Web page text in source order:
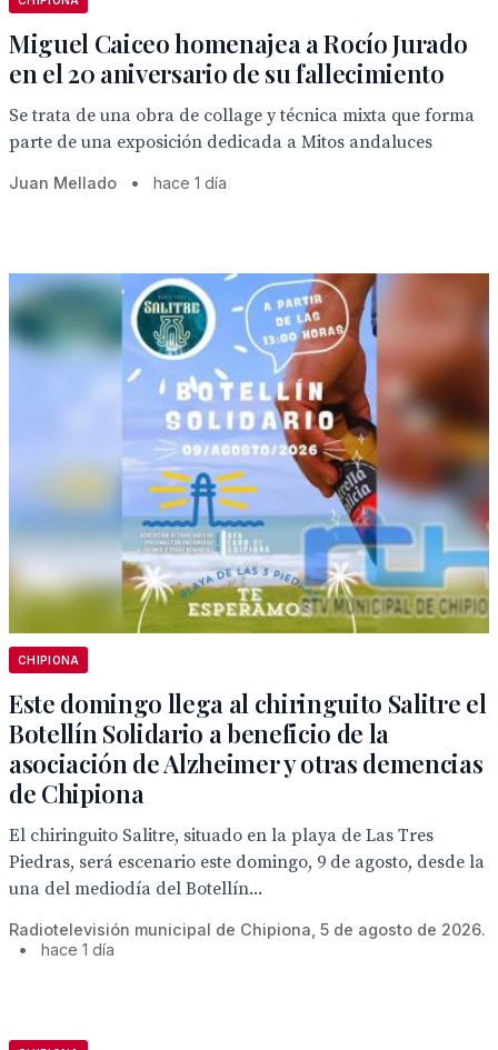
Miguel Caiceo homenajea a Rocío Jurado
en el 20 aniversario de su fallecimiento
Se trata de una obra de collage y técnica mixta que forma
parte de una exposición dedicada a Mitos andaluces
Juan Mellado • hace 1 día
CHIPIONA
Este domingo llega al chiringuito Salitre el
Botellín Solidario a beneficio de la
asociación de Alzheimer y otras demencias
de Chipiona
El chiringuito Salitre, situado en la playa de Las Tres
Piedras, será escenario este domingo, 9 de agosto, desde la
una del mediodía del Botellín...
Radiotelevisión municipal de Chipiona, 5 de agosto de 2026.
•
hace 1 día